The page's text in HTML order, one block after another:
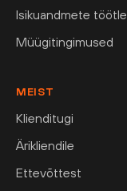
Isikuandmete
Müügitingimused
MEIST
Klienditugi
Ärikliendile
Ettevõttest